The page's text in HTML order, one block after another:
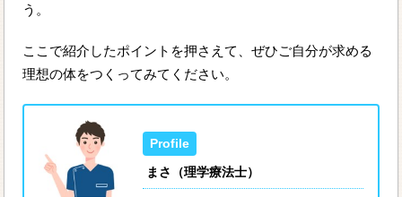
う。
ここで紹介したポイントを押さえて、ぜひご自分が求める
理想の体をつくってみてください。
まさ（理学療法士）